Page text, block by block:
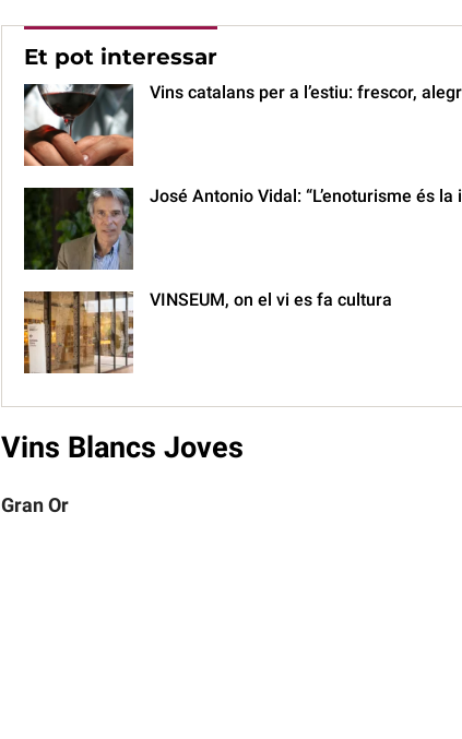
Et pot interessar
Vins catalans per a l’estiu: frescor,
José Antonio Vidal: “L’enoturisme és
VINSEUM, on el vi es fa cultura
Vins Blancs Joves
Gran Or